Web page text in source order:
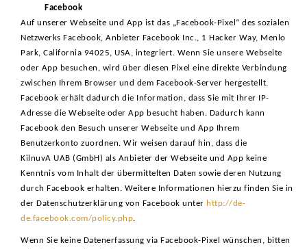
Facebook
Auf unserer Webseite und App ist das „Facebook-Pixel“ des sozialen
Netzwerks Facebook, Anbieter Facebook Inc., 1 Hacker Way, Menlo
Park, California 94025, USA, integriert. Wenn Sie unsere Webseite
oder App besuchen, wird über diesen Pixel eine direkte Verbindung
zwischen Ihrem Browser und dem Facebook-Server hergestellt.
Facebook erhält dadurch die Information, dass Sie mit Ihrer IP-
Adresse die Webseite oder App besucht haben. Dadurch kann
Facebook den Besuch unserer Webseite und App Ihrem
Benutzerkonto zuordnen. Wir weisen darauf hin, dass die
KilnuvA UAB (GmbH) als Anbieter der Webseite und App keine
Kenntnis vom Inhalt der übermittelten Daten sowie deren Nutzung
durch Facebook erhalten. Weitere Informationen hierzu finden Sie in
der Datenschutzerklärung von Facebook unter http://de-
de.facebook.com/policy.php.
Wenn Sie keine Datenerfassung via Facebook-Pixel wünschen, bitten